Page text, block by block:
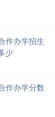
作办学招生
少
作办学分数